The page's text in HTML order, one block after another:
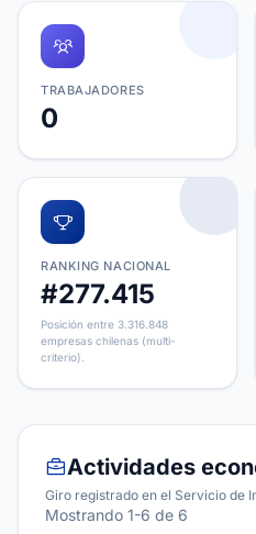
TRABAJADORES
0
RANKING NACIONAL
#277.415
Posición entre 3.316.848
empresas chilenas (multi-
criterio).
Actividades
Giro registrado en el Servicio de
Mostrando 1-6 de 6